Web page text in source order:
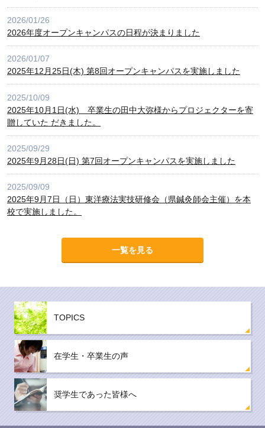
2026/01/26
2026年度オープンキャンパスの日程が決まりました
2026/01/07
2025年12月25日(木) 第8回オープンキャンパスを実施しました
2025/10/09
2025年10月1日(水) 卒業生の田中大弥様からプロジェクターを寄
贈していた だきました。
2025/09/29
2025年9月28日(日) 第7回オープンキャンパスを実施しました
2025/09/09
2025年9月7日（日）東洋療法実技研修会（県鍼灸師会主催）を本
校で実施しました。
一覧を見る
TOPICS
在学生・卒業生の声
奨学生であった皆様へ